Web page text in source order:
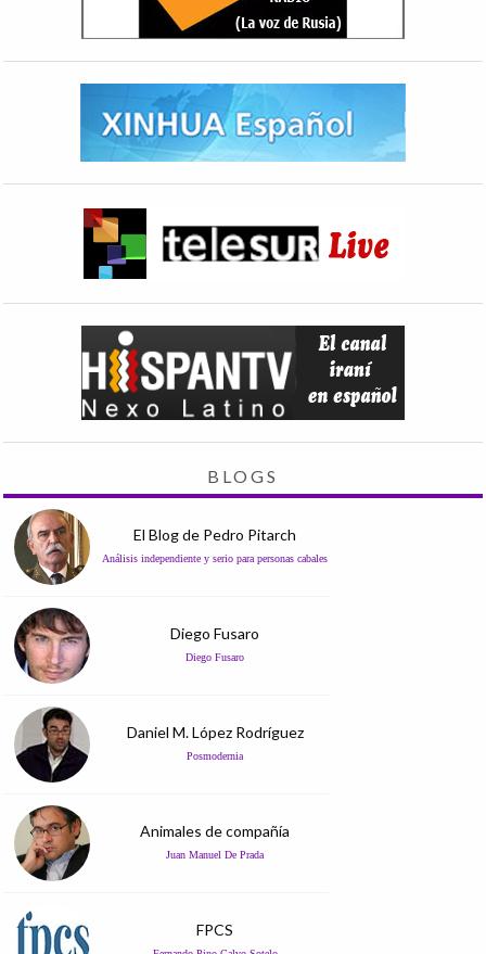
BLOGS
El Blog de Pedro Pitarch
Análisis independiente y serio para personas cabales
Diego Fusaro
Diego Fusaro
Daniel M. López Rodríguez
Posmodernia
Animales de compañía
Juan Manuel De Prada
FPCS